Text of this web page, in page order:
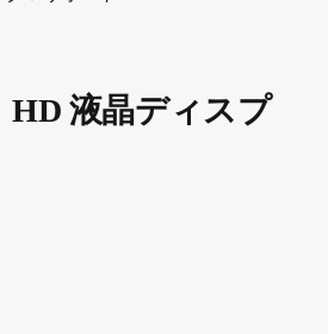
HD 液晶ディスプ